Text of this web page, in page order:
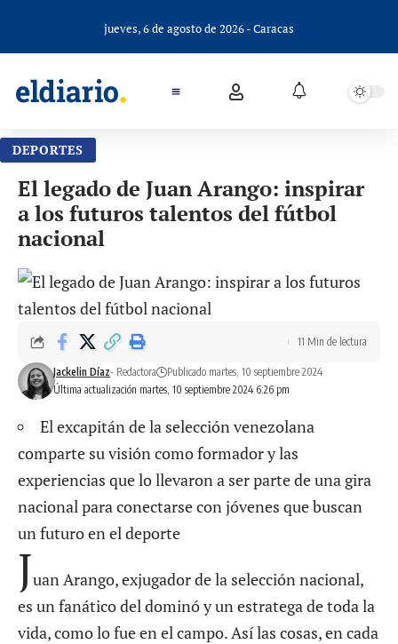
jueves, 6 de agosto de 2026 - Caracas
DEPORTES
El legado de Juan Arango: inspirar
a los futuros talentos del fútbol
nacional
Última actualización martes, 10 septiembre 2024 6:26 pm
Jackelin Díaz- Redactora Publicado martes, 10 septiembre 2024
11 Min de lectura
El excapitán de la selección venezolana
comparte su visión como formador y las
experiencias que lo llevaron a ser parte de una gira
nacional para conectarse con jóvenes que buscan
un futuro en el deporte
Juan Arango, exjugador de la selección nacional,
es un fanático del dominó y un estratega de toda la
vida, como lo fue en el campo. Así las cosas, en cada